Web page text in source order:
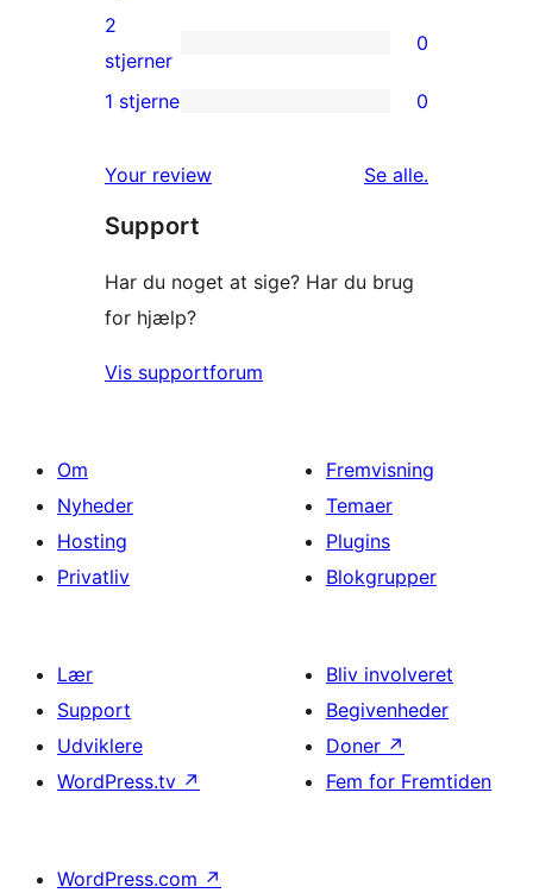
anmeldelser
3-
stjernet
anmeldelser
0
2-
anmeldelser
2
stjerner
0
stjernet
anmeldelser
1 stjerne 0
Your review Se alleanmeldelser
.
Support
Har du noget at sige? Har du brug
for hjælp?
Vis supportforum
Om
Nyheder
Hosting
Privatliv
Fremvisning
Temaer
Plugins
Blokgrupper
Lær
Support
Udviklere
WordPress.tv ↗
Bliv involveret
Begivenheder
Doner ↗
Fem for Fremtiden
WordPress.com ↗